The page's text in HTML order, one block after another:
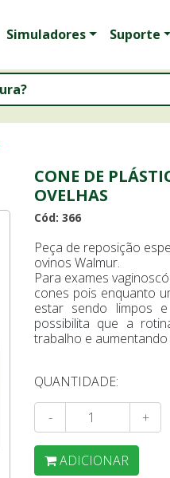
Simuladores Suporte
CONE DE
OVELHAS
Cód: 366
Peça de reposição
ovinos Walmur.
Para exames
cones pois enquanto
estar sendo limpos
possibilita que a
trabalho e aumentando
QUANTIDADE:
- +
ADICIONAR